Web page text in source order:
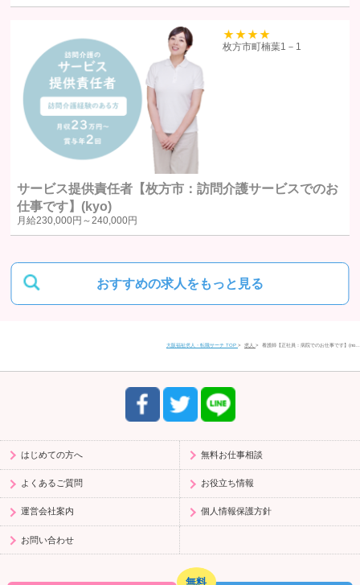
統計処理されたデータの利用
当社は、提供を受けた個人情報をもとに、個人を特定できないよう加工
した統計データを作成することがあります。個人を特定できない統計デ
ータについては、当社は何ら制限なく利用することができるものとしま
ご質問及びご苦情の窓口
下記の窓口にご連絡ください。
大阪府松原市上田1丁目4-2 富士ビル松原1 201号室
電話番号
0120-958-520
9:30〜17:30（平日）
おすすめの求人をもっと見る
サービス提供責任者【枚方市：訪問介護サービスでのお
仕事です】(kyo)
月給230,000円～ 240,000円
39
枚方市町楠葉1－1
大阪福祉求人・転職サーチ TOP 求人 看護師【正社員：病院でのお仕事です】(no…
はじめての方へ 無料お仕事相談
よくあるご質問 お役立ち情報
運営会社案内 個人情報保護方針
お問い合わせ